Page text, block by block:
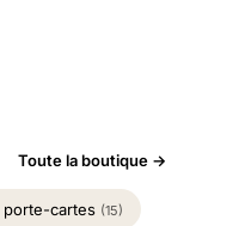
Toute la boutique →
porte-cartes (15)